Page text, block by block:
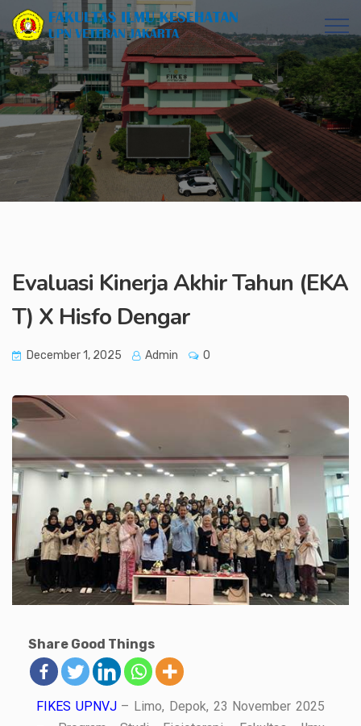
Evaluasi Kinerja Akhir Tahun (EKA
T) X Hisfo Dengar
December 1, 2025 Admin 0
Share Good Things
FIKES UPNVJ – Limo, Depok, 23 November 2025